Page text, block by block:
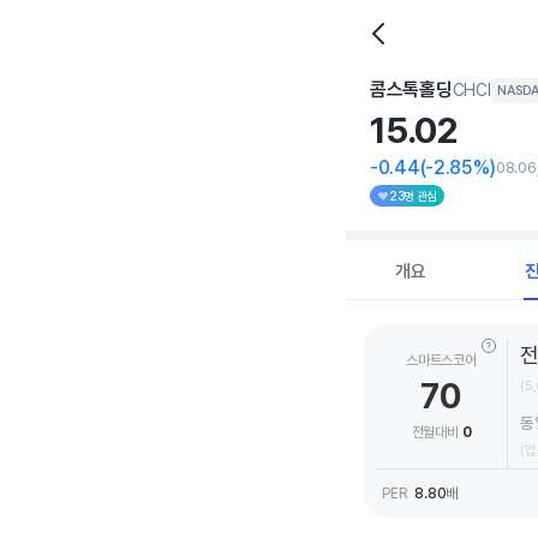
콤스톡홀딩CHCI
15.02
-0.44(-2.85%)
23명 관심
개요
스마트스코어
70
전월대비 0 동
(
PER 8.80배